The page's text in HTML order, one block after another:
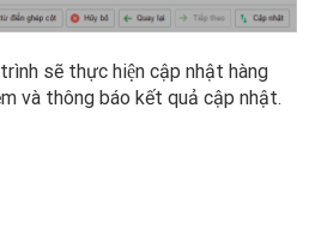
sẽ thực hiện cập nhật hàng
và thông báo kết quả cập nhật.